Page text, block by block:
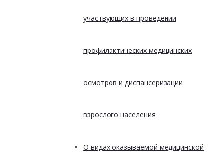
участвующих в проведении
профилактических медицинских
осмотров и диспансеризации
взрослого населения
О видах оказываемой медицинской